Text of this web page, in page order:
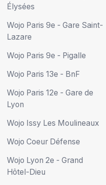
Élysées
Wojo Paris 9e - Gare Saint-
Lazare
Wojo Paris 9e - Pigalle
Wojo Paris 13e - BnF
Wojo Paris 12e - Gare de
Lyon
Wojo Issy Les Moulineaux
Wojo Coeur Défense
Wojo Lyon 2e - Grand
Hôtel-Dieu